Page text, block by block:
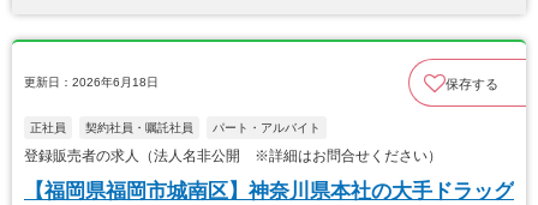
更新日：2026年6月18日 保存する
正社員 契約社員・嘱託社員 パート・アルバイト
登録販売者の求人（法人名非公開 ※詳細はお問合せください）
【福岡県福岡市城南区】神奈川県本社の大手ドラッグ